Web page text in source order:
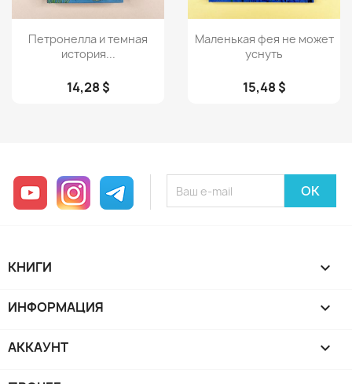
Просмотр
Петронелла и темная
история...
14,28 $
Просмотр
Маленькая фея не может
уснуть
15,48 $
YouTube InstagramTelegram
КНИГИ 
ИНФОРМАЦИЯ 
АККАУНТ 